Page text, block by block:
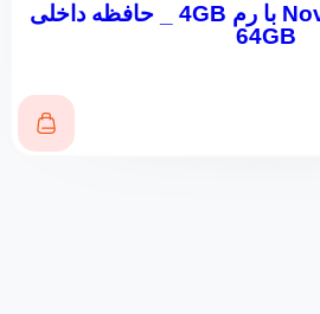
گوشی هوآوی Nova 3e با رم 4GB _ حافظه داخلی
64GB